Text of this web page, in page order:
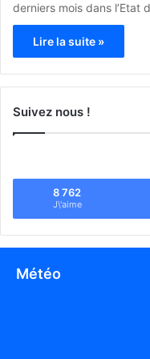
derniers mois dans l’Etat
Lire la suite »
Suivez nous !
8 762
J\'aime
Météo